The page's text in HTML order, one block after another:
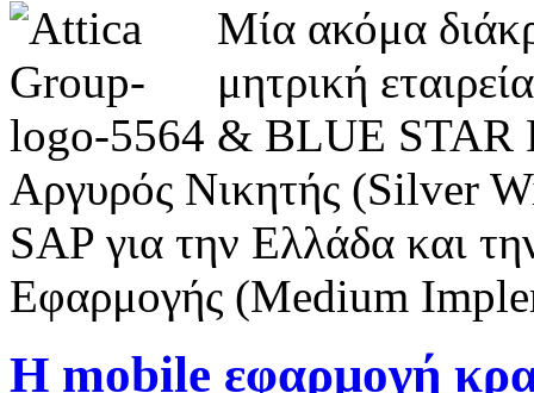
Μία ακόμα
μητρική
& BLUE STAR
Αργυρός Νικητής (Silver
SAP για την Ελλάδα και
Εφαρμογής (Medium
Η mobile εφαρμογή